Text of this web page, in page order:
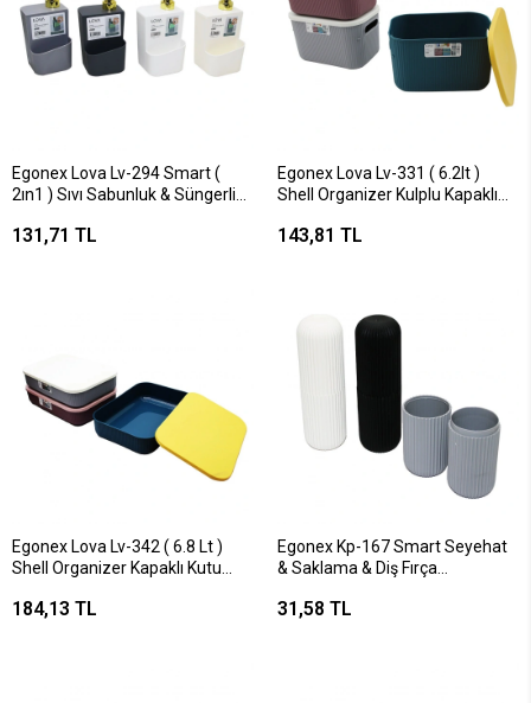
Egonex Lova Lv-294 Smart (
2ın1 ) Sıvı Sabunluk & Süngerlik
131,71 TL
Egonex Lova Lv-331 ( 6.2lt )
Shell Organizer Kulplu Kapaklı
26.9x18.7x16.2cm*12=k
143,81 TL
Egonex Lova Lv-342 ( 6.8 Lt )
Shell Organizer Kapaklı Kutu
184,13 TL
Egonex Kp-167 Smart Seyehat
& Saklama & Diş Fırça
31,58 TL